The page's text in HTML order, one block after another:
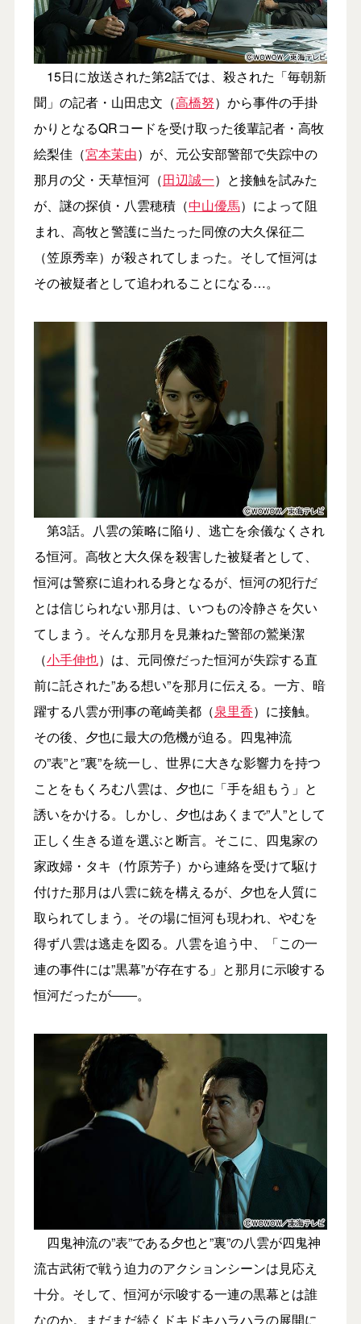
15日に放送された第2話では、殺された「毎朝新
聞」の記者・山田忠文（高橋努）から事件の手掛
かりとなるQRコードを受け取った後輩記者・高牧
絵梨佳（宮本茉由）が、元公安部警部で失踪中の
那月の父・天草恒河（田辺誠一）と接触を試みた
が、謎の探偵・八雲穂積（中山優馬）によって阻
まれ、高牧と警護に当たった同僚の大久保征二
（笠原秀幸）が殺されてしまった。そして恒河は
その被疑者として追われることになる…。
第3話。八雲の策略に陥り、逃亡を余儀なくされ
る恒河。高牧と大久保を殺害した被疑者として、
恒河は警察に追われる身となるが、恒河の犯行だ
とは信じられない那月は、いつもの冷静さを欠い
てしまう。そんな那月を見兼ねた警部の鷲巣潔
（小手伸也）は、元同僚だった恒河が失踪する直
前に託された”ある想い”を那月に伝える。一方、暗
躍する八雲が刑事の竜崎美都（泉里香）に接触。
その後、夕也に最大の危機が迫る。四鬼神流
の”表”と”裏”を統一し、世界に大きな影響力を持つ
ことをもくろむ八雲は、夕也に「手を組もう」と
誘いをかける。しかし、夕也はあくまで”人”として
正しく生きる道を選ぶと断言。そこに、四鬼家の
家政婦・タキ（竹原芳子）から連絡を受けて駆け
付けた那月は八雲に銃を構えるが、夕也を人質に
取られてしまう。その場に恒河も現われ、やむを
得ず八雲は逃走を図る。八雲を追う中、「この一
連の事件には”黒幕”が存在する」と那月に示唆する
恒河だったが――。
四鬼神流の”表”である夕也と”裏”の八雲が四鬼神
流古武術で戦う迫力のアクションシーンは見応え
十分。そして、恒河が示唆する一連の黒幕とは誰
なのか。まだまだ続くドキドキハラハラの展開に